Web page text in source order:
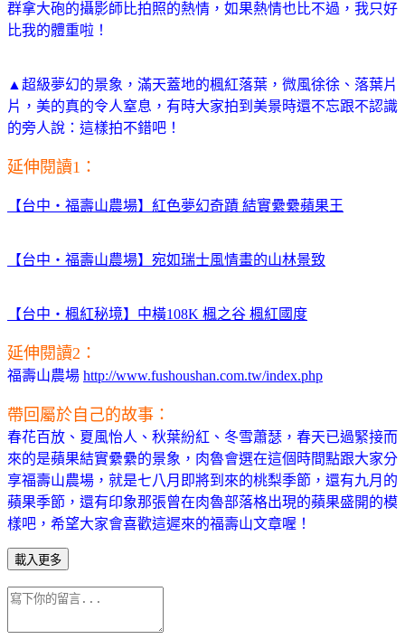
群拿大砲的攝影師比拍照的熱情，如果熱情也比不過，我只好
比我的體重啦！
▲超級夢幻的景象，滿天蓋地的楓紅落葉，微風徐徐、落葉片
片，美的真的令人窒息，有時大家拍到美景時還不忘跟不認識
的旁人說：這樣拍不錯吧！
延伸閱讀1：
【台中‧福壽山農場】紅色夢幻奇蹟 結實纍纍蘋果王
【台中‧福壽山農場】宛如瑞士風情畫的山林景致
【台中‧楓紅秘境】中橫108K 楓之谷 楓紅國度
延伸閱讀2：
福壽山農場 http://www.fushoushan.com.tw/index.php
帶回屬於自己的故事：
春花百放、夏風怡人、秋葉紛紅、冬雪蕭瑟，春天已過緊接而
來的是蘋果結實纍纍的景象，肉魯會選在這個時間點跟大家分
享福壽山農場，就是七八月即將到來的桃梨季節，還有九月的
蘋果季節，還有印象那張曾在肉魯部落格出現的蘋果盛開的模
樣吧，希望大家會喜歡這遲來的福壽山文章喔！
載入更多